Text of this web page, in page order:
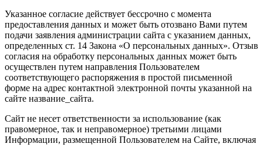
Указанное согласие действует бессрочно с момента
предоставления данных и может быть отозвано Вами путем
подачи заявления администрации сайта с указанием данных,
определенных ст. 14 Закона «О персональных данных». Отзыв
согласия на обработку персональных данных может быть
осуществлен путем направления Пользователем
соответствующего распоряжения в простой письменной
форме на адрес контактной электронной почты указанной на
сайте название_сайта.
Сайт не несет ответственности за использование (как
правомерное, так и неправомерное) третьими лицами
Информации, размещенной Пользователем на Сайте, включая